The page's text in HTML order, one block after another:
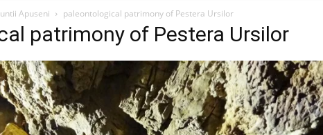
Apuseni paleontological patrimony of Pestera Ursilor
patrimony of Pestera Ursilor